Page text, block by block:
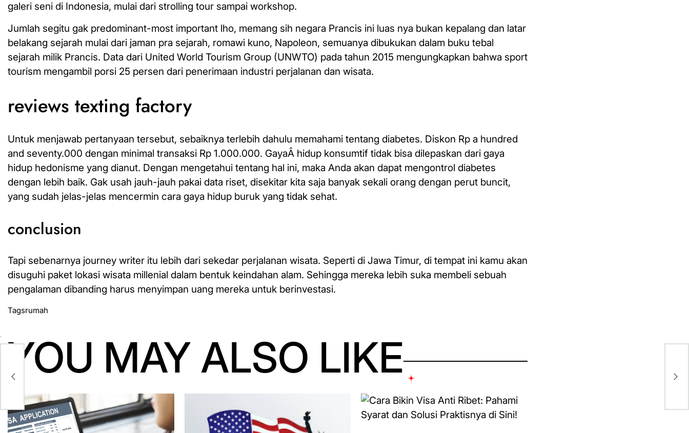
galeri seni di Indonesia, mulai dari strolling tour sampai workshop.
Jumlah segitu gak predominant-most important lho, memang sih negara Prancis ini luas nya bukan kepalang dan latar
belakang sejarah mulai dari jaman pra sejarah, romawi kuno, Napoleon, semuanya dibukukan dalam buku tebal
sejarah milik Prancis. Data dari United World Tourism Group (UNWTO) pada tahun 2015 mengungkapkan bahwa sport
tourism mengambil porsi 25 persen dari penerimaan industri perjalanan dan wisata.
reviews texting factory
Untuk menjawab pertanyaan tersebut, sebaiknya terlebih dahulu memahami tentang diabetes. Diskon Rp a hundred
and seventy.000 dengan minimal transaksi Rp 1.000.000. GayaÂ hidup konsumtif tidak bisa dilepaskan dari gaya
hidup hedonisme yang dianut. Dengan mengetahui tentang hal ini, maka Anda akan dapat mengontrol diabetes
dengan lebih baik. Gak usah jauh-jauh pakai data riset, disekitar kita saja banyak sekali orang dengan perut buncit,
yang sudah jelas-jelas mencermin cara gaya hidup buruk yang tidak sehat.
conclusion
Tapi sebenarnya journey writer itu lebih dari sekedar perjalanan wisata. Seperti di Jawa Timur, di tempat ini kamu akan
disuguhi paket lokasi wisata millenial dalam bentuk keindahan alam. Sehingga mereka lebih suka membeli sebuah
pengalaman dibanding harus menyimpan uang mereka untuk berinvestasi.
Tagsrumah
YOU MAY ALSO LIKE